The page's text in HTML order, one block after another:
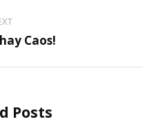
NextCaos!
Posts